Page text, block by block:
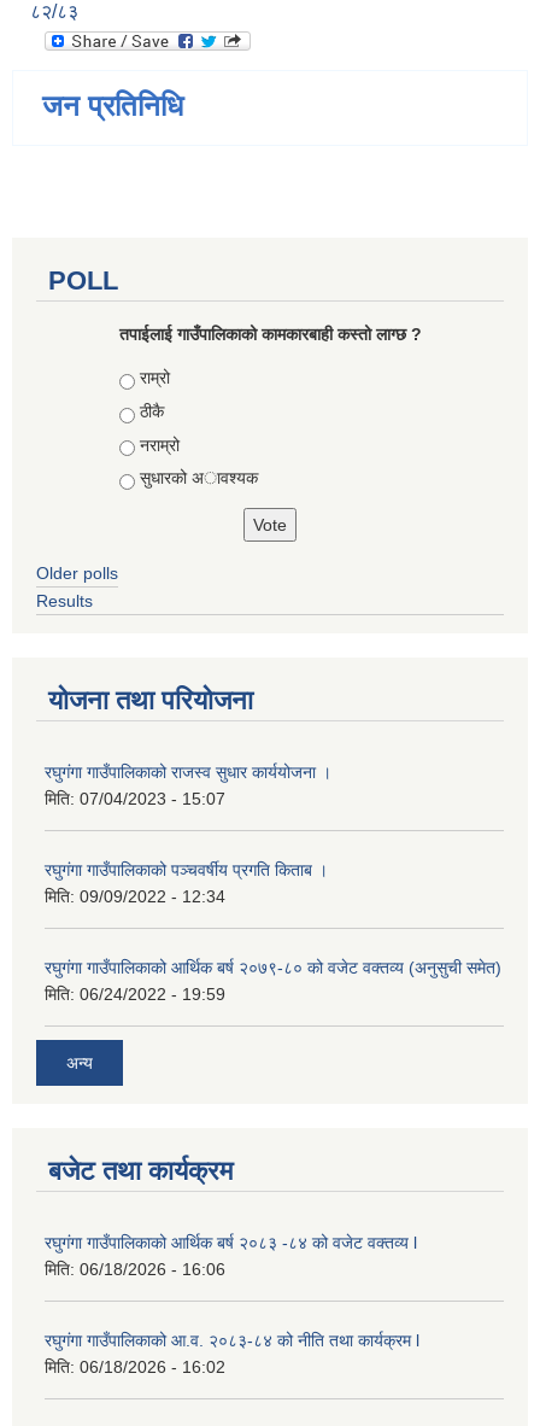
८२/८३
जन प्रतिनिधि
POLL
तपाईलाई गाउँपालिकाको कामकारबाही कस्तो लाग्छ ?
Choices
राम्रो
ठीकै
नराम्रो
सुधारको अावश्यक
Older polls
Results
योजना तथा परियोजना
रघुगंगा गाउँपालिकाको राजस्व सुधार कार्ययोजना ।
मिति: 07/04/2023 - 15:07
रघुगंगा गाउँपालिकाको पञ्चवर्षीय प्रगति किताब ।
मिति: 09/09/2022 - 12:34
रघुगंगा गाउँपालिकाको आर्थिक बर्ष २०७९-८० को वजेट वक्तव्य (अनुसुची समेत)
मिति: 06/24/2022 - 19:59
अन्य
बजेट तथा कार्यक्रम
रघुगंगा गाउँपालिकाको आर्थिक बर्ष २०८३ -८४ को वजेट वक्तव्य l
मिति: 06/18/2026 - 16:06
रघुगंगा गाउँपालिकाको आ.व. २०८३-८४ को नीति तथा कार्यक्रम l
मिति: 06/18/2026 - 16:02